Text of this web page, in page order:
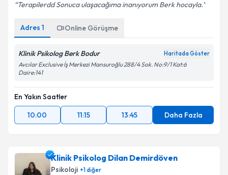
Terapilerdd Sonuca ulaşacağıma inanıyorum Berk hocayla.
Adres 1 Online Görüşme
Klinik Psikolog Berk Bodur Haritada Göster
Avcılar Exclusive İş Merkezi Mansuroğlu 288/4 Sok. No:9/1 Kat:6
Daire:141
En Yakın Saatler
10:00
11:15 13:45 Daha Fazla
Klinik Psikolog Dilan Demirdöven
Psikoloji +1diğer